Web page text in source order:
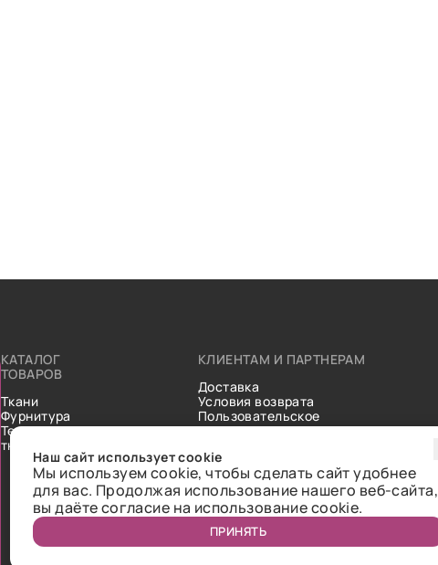
КАТАЛОГ
ТОВАРОВ
Ткани
Фурнитура
Технические
ткани
КЛИЕНТАМ И ПАРТНЕРАМ
Доставка
Условия возврата
Пользовательское
соглашение
Статьи
Наш сайт использует cookie
Мы используем cookie, чтобы сделать сайт удобнее
для вас. Продолжая использование нашего веб-сайта,
вы даёте согласие на использование cookie.
ПРИНЯТЬ